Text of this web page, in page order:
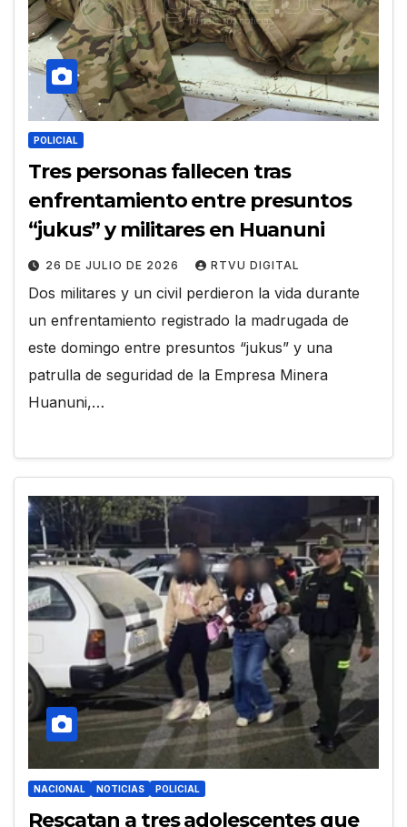
POLICIAL
Tres personas fallecen tras
enfrentamiento entre presuntos
“jukus” y militares en Huanuni
26 DE JULIO DE 2026 RTVU DIGITAL
Dos militares y un civil perdieron la vida durante
un enfrentamiento registrado la madrugada de
este domingo entre presuntos “jukus” y una
patrulla de seguridad de la Empresa Minera
Huanuni,…
NACIONAL NOTICIAS POLICIAL
Rescatan a tres adolescentes que